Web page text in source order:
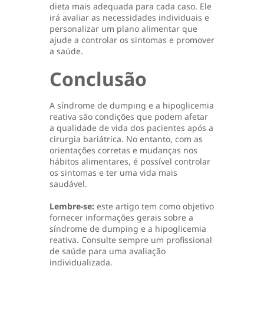
dieta mais adequada para cada caso. Ele
irá avaliar as necessidades individuais e
personalizar um plano alimentar que
ajude a controlar os sintomas e promover
a saúde.
Conclusão
A síndrome de dumping e a hipoglicemia
reativa são condições que podem afetar
a qualidade de vida dos pacientes após a
cirurgia bariátrica. No entanto, com as
orientações corretas e mudanças nos
hábitos alimentares, é possível controlar
os sintomas e ter uma vida mais
saudável.
Lembre-se: este artigo tem como objetivo
fornecer informações gerais sobre a
síndrome de dumping e a hipoglicemia
reativa. Consulte sempre um profissional
de saúde para uma avaliação
individualizada.